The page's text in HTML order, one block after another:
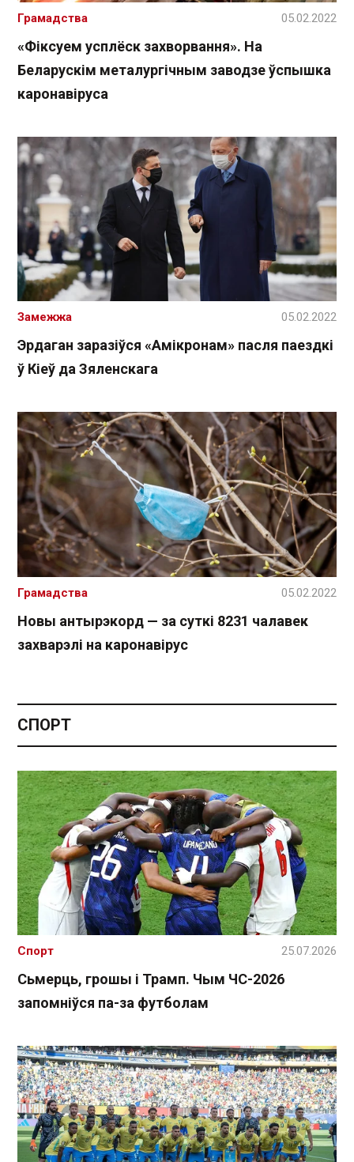
«Фіксуем усплёск захворвання ». На
Беларускім металургічным заводзе ўспышка
каронавіруса
Грамадства 05.02.2022
Эрдаган заразіўся «Амікронам» пасля паездкі
ў Кіеў да Зяленскага
Замежжа 05.02.2022
Новы антырэкорд — за суткі 8231 чалавек
захварэлі на каронавірус
Грамадства 05.02.2022
СПОРТ
Сьмерць, грошы і Трамп. Чым ЧС-2026
запомніўся па-за футболам
Спорт 25.07.2026